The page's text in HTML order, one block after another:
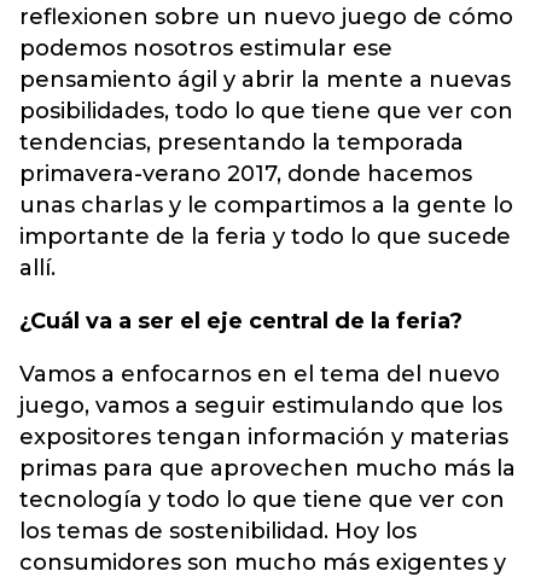
reflexionen sobre un nuevo juego de cómo
podemos nosotros estimular ese
pensamiento ágil y abrir la mente a nuevas
posibilidades, todo lo que tiene que ver con
tendencias, presentando la temporada
primavera-verano 2017, donde hacemos
unas charlas y le compartimos a la gente lo
importante de la feria y todo lo que sucede
allí.
¿Cuál va a ser el eje central de la feria?
Vamos a enfocarnos en el tema del nuevo
juego, vamos a seguir estimulando que los
expositores tengan información y materias
primas para que aprovechen mucho más la
tecnología y todo lo que tiene que ver con
los temas de sostenibilidad. Hoy los
consumidores son mucho más exigentes y